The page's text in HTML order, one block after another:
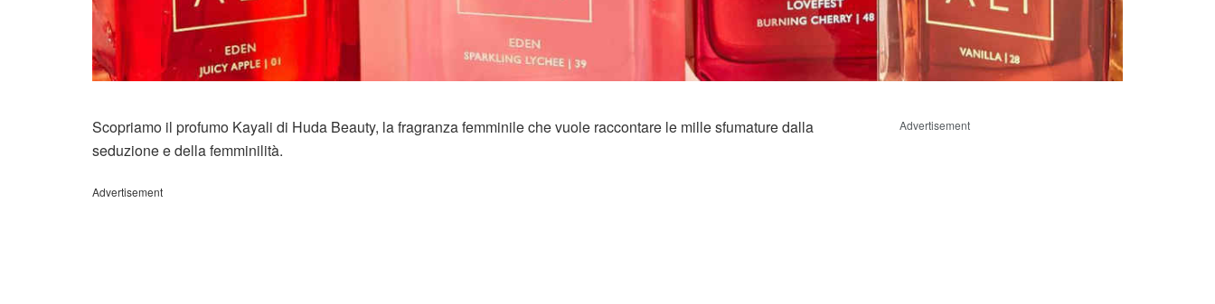
Scopriamo il profumo Kayali di Huda Beauty, la fragranza femminile che vuole raccontare le mille sfumature dalla
seduzione e della femminilità.
Advertisement
Advertisement